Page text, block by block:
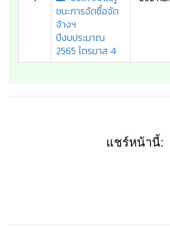
ชนะการจัดซื้อจัด
จ้างฯ
ปีงบประมาณ
2565 ไตรมาส 4
แชร์หน้านี้: